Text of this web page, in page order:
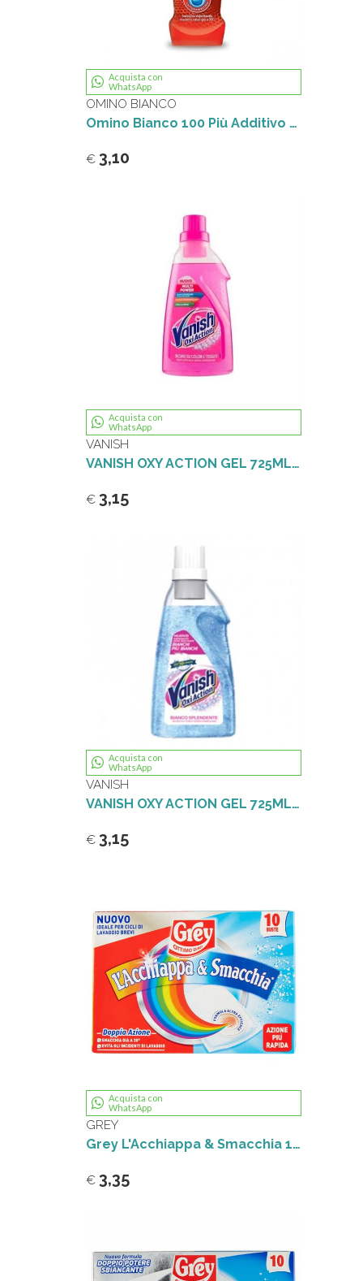
Acquista con
WhatsApp
OMINO BIANCO
Omino Bianco 100 Più Additivo Totale 5in1 900 Ml
€ 3,10
Acquista con
WhatsApp
VANISH
VANISH OXY ACTION GEL 725ML.ROSA
€ 3,15
Acquista con
WhatsApp
VANISH
VANISH OXY ACTION GEL 725ML.BIANCO
€ 3,15
Acquista con
WhatsApp
GREY
Grey L'Acchiappa & Smacchia 10 x 30 g
€ 3,35